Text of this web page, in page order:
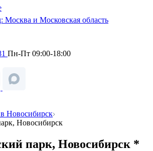
Москва и Московская область
Пн-Пт 09:00-18:00
Новосибирск
Новосибирск
парк, Новосибирск *